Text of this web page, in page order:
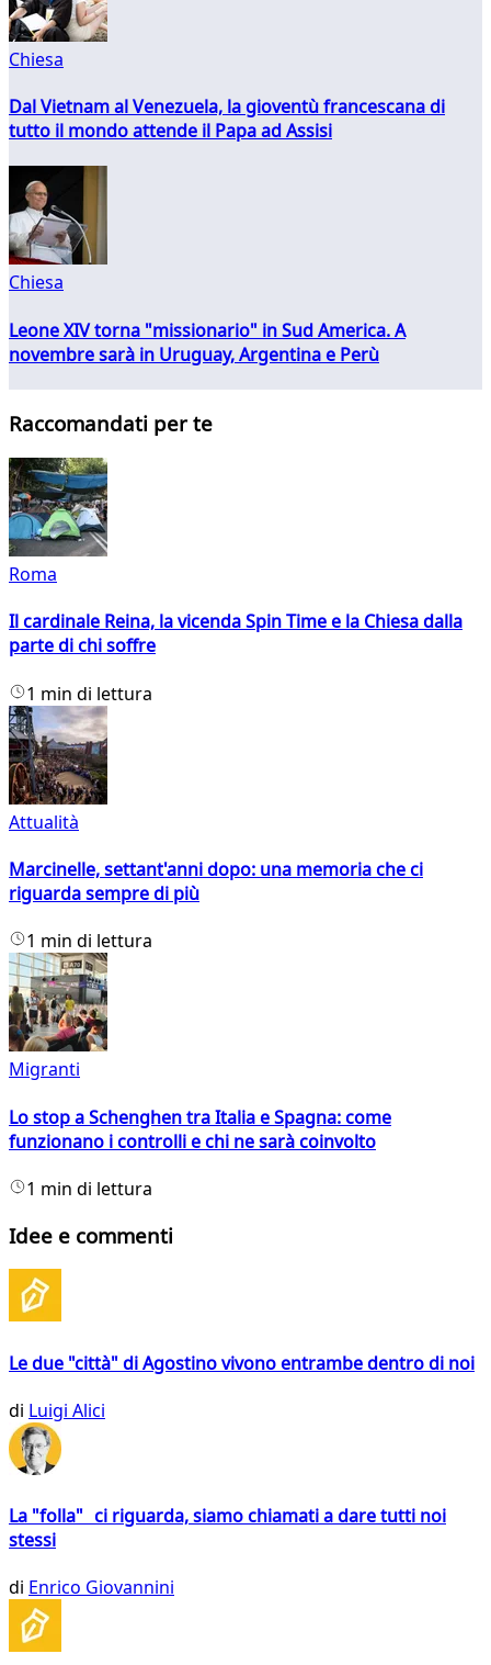
Chiesa
Dal Vietnam al Venezuela, la gioventù francescana di
tutto il mondo attende il Papa ad Assisi
Chiesa
Leone XIV torna "missionario" in Sud America. A
novembre sarà in Uruguay, Argentina e Perù
Raccomandati per te
Roma
Il cardinale Reina, la vicenda Spin Time e la Chiesa dalla
parte di chi soffre
1 min di lettura
Attualità
Marcinelle, settant'anni dopo: una memoria che ci
riguarda sempre di più
1 min di lettura
Migranti
Lo stop a Schenghen tra Italia e Spagna: come
funzionano i controlli e chi ne sarà coinvolto
1 min di lettura
Idee e commenti
Le due "città" di Agostino vivono entrambe dentro di noi
di Luigi Alici
La "folla" ci riguarda, siamo chiamati a dare tutti noi
stessi
di Enrico Giovannini